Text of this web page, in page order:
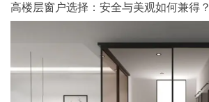
高楼层窗户选择：安全与美观如何兼得？